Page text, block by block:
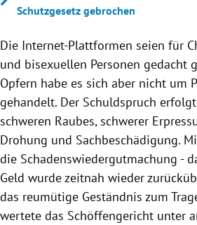
Schutzgesetz gebrochen
Die Internet-Plattformen seien für
und bisexuellen Personen gedacht
Opfern habe es sich aber nicht um
gehandelt. Der Schuldspruch
schweren Raubes, schwerer
Drohung und Sachbeschädigung.
die Schadenswiedergutmachung -
Geld wurde zeitnah wieder
das reumütige Geständnis zum
wertete das Schöffengericht unter